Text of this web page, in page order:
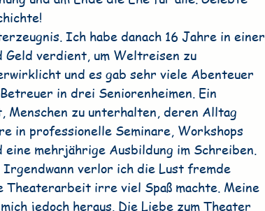
Ich habe danach 16 Jahre in einer
verdient, um Weltreisen zu
und es gab sehr viele Abenteuer
in drei Seniorenheimen. Ein
zu unterhalten, deren Alltag
in professionelle Seminare, Workshops
mehrjährige Ausbildung im Schreiben.
verlor ich die Lust fremde
Theaterarbeit irre viel Spaß machte. Meine
jedoch heraus. Die Liebe zum Theater